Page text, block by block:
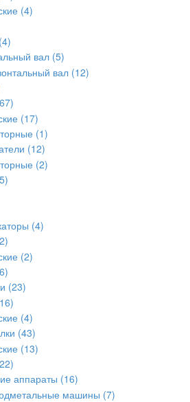
(4)
(4)
вал (5)
вал (12)
(17)
(1)
(12)
(2)
(4)
(2)
(23)
(4)
(43)
(13)
аппараты (16)
машины (7)